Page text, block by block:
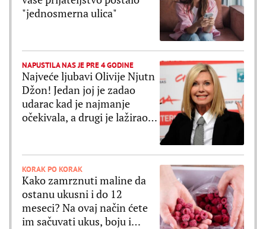
"jednosmerna ulica"
NAPUSTILA NAS JE PRE 4 GODINE
Najveće ljubavi Olivije Njutn
Džon! Jedan joj je zadao
udarac kad je najmanje
očekivala, a drugi je lažirao
KORAK PO KORAK
Kako zamrznuti maline da
ostanu ukusni i do 12
meseci? Na ovaj način ćete
im sačuvati ukus, boju i